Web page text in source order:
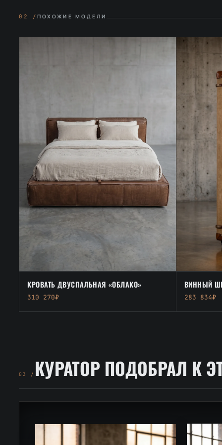
02 /ПОХОЖИЕ МОДЕЛИ
КРОВАТЬ ДВУСПАЛЬНАЯ «ОБЛАКО»
310 270₽
ВИННЫЙ
283 834₽
03 / КУРАТОР ПОДОБРАЛ К